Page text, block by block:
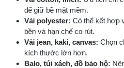
để giữ bề mặt mềm.
Vải polyester: Có thể kết hợp
bền và hạn chế co rút.
Vải jean, kaki, canvas: Chọn
kích thước lớn hơn.
Balo, túi xách, đồ bảo hộ: